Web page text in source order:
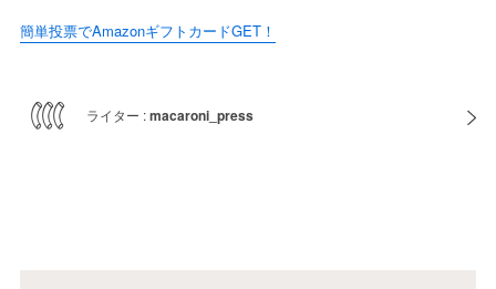
簡単投票でAmazonギフトカードGET！
ライター :macaroni_press